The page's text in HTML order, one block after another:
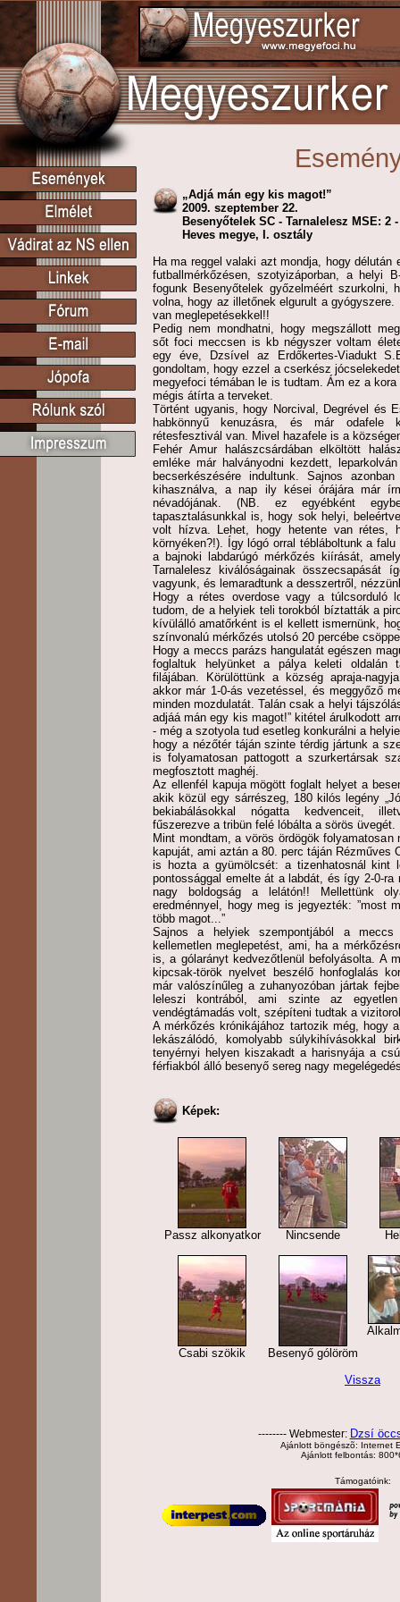
„Adjá mán egy kis magot!”
2009. szeptember 22.
Besenyőtelek SC - Tarnalelesz MSE: 2
Heves megye, I. osztály
Ha ma reggel valaki azt mondja, hogy délután
futballmérkőzésen, szotyizáporban, a helyi
fogunk Besenyőtelek győzelméért szurkolni,
volna, hogy az illetőnek elgurult a
van meglepetésekkel!!
Pedig nem mondhatni, hogy megszállott
sőt foci meccsen is kb négyszer voltam
egy éve, Dzsível az Erdőkertes-Viadukt
gondoltam, hogy ezzel a cserkész
megyefoci témában le is tudtam. Ám ez a
mégis átírta a terveket.
Történt ugyanis, hogy Norcival, Degrével és
habkönnyű kenuzásra, és már odafele
rétesfesztivál van. Mivel hazafele is a
Fehér Amur halászcsárdában elköltött
emléke már halványodni kezdett,
becserkészésére indultunk. Sajnos
kihasználva, a nap ily kései órájára már
névadójának. (NB. ez egyébként
tapasztalásunkkal is, hogy sok helyi,
volt hízva. Lehet, hogy hetente van rétes,
környéken?!). Így lógó orral tébláboltunk a
a bajnoki labdarúgó mérkőzés kiírását,
Tarnalelesz kiválóságainak
vagyunk, és lemaradtunk a desszertről,
Hogy a rétes overdose vagy a túlcsorduló
tudom, de a helyiek teli torokból bíztatták a
kívülálló amatőrként is el kellett ismernünk,
színvonalú mérkőzés utolsó 20 percébe
Hogy a meccs parázs hangulatát egészen
foglaltuk helyünket a pálya keleti oldalán
filájában. Körülöttünk a község apraja-
akkor már 1-0-ás vezetéssel, és meggyőző
minden mozdulatát. Talán csak a helyi
adjáá mán egy kis magot!” kitétel árulkodott
- még a szotyola tud esetleg konkurálni a
hogy a nézőtér táján szinte térdig jártunk a
is folyamatosan pattogott a szurkertársak
megfosztott maghéj.
Az ellenfél kapuja mögött foglalt helyet a
akik közül egy sárrészeg, 180 kilós legény
bekiabálásokkal nógatta kedvenceit,
fűszerezve a tribün felé lóbálta a sörös
Mint mondtam, a vörös ördögök
kapuját, ami aztán a 80. perc táján Rézműves
is hozta a gyümölcsét: a tizenhatosnál kint
pontossággal emelte át a labdát, és így 2-0-
nagy boldogság a lelátón!! Mellettünk
eredménnyel, hogy meg is jegyezték: ”most
több magot...”
Sajnos a helyiek szempontjából a
kellemetlen meglepetést, ami, ha a
is, a gólarányt kedvezőtlenül befolyásolta. A
kipcsak-török nyelvet beszélő honfoglalás
már valószínűleg a zuhanyozóban jártak
leleszi kontrából, ami szinte az
vendégtámadás volt, szépíteni tudtak a
A mérkőzés krónikájához tartozik még, hogy
lekászálódó, komolyabb súlykihívásokkal
tenyérnyi helyen kiszakadt a harisnyája a
férfiakból álló besenyő sereg nagy
Képek:
Passz alkonyatkor Nincsende
Csabi szökik Besenyő gólöröm
Vissza
-------- Webmester: Dzsí
Ajánlott böngészõ: Internet
Ajánlott felbontás:
Támogatóink: